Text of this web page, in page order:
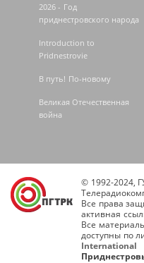
2026 - Год
приднестровского народа
Introduction to
Pridnestrovie
В путь! По-новому
Великая Отечественная
война
© 1992-2024,
Все права
активная
Все
доступны по
International